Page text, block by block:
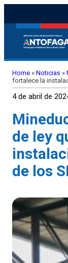
Home » Noticias »
fortalece la
4 de abril de
de ley
de los